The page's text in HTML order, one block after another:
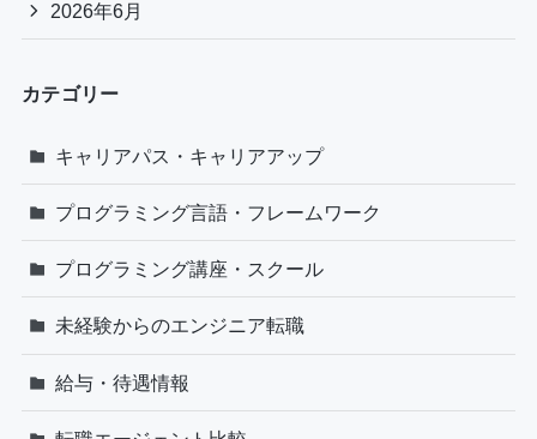
2026年6月
カテゴリー
キャリアパス・キャリアアップ
プログラミング言語・フレームワーク
プログラミング講座・スクール
未経験からのエンジニア転職
給与・待遇情報